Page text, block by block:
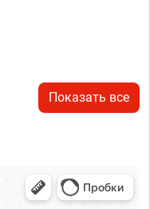
Показать все